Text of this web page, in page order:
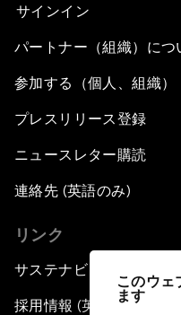
このウェ
ます
サインイン
パートナー（組織）につ
参加する（個人、組織）
プレスリリース登録
ニュースレター購読
連絡先 (英語のみ)
リンク
サステナビリティへの取
採用情報 (英語のみ)